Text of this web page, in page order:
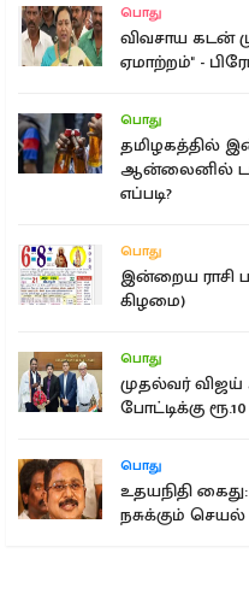
பொது
விவசாய கடன்
ஏமாற்றம்" -
பொது
தமிழகத்தில்
ஆன்லைனில்
எப்படி?
பொது
இன்றைய ராசி
கிழமை)
பொது
முதல்வர் விஜய்
போட்டிக்கு
பொது
உதயநிதி
நசுக்கும் செயல்